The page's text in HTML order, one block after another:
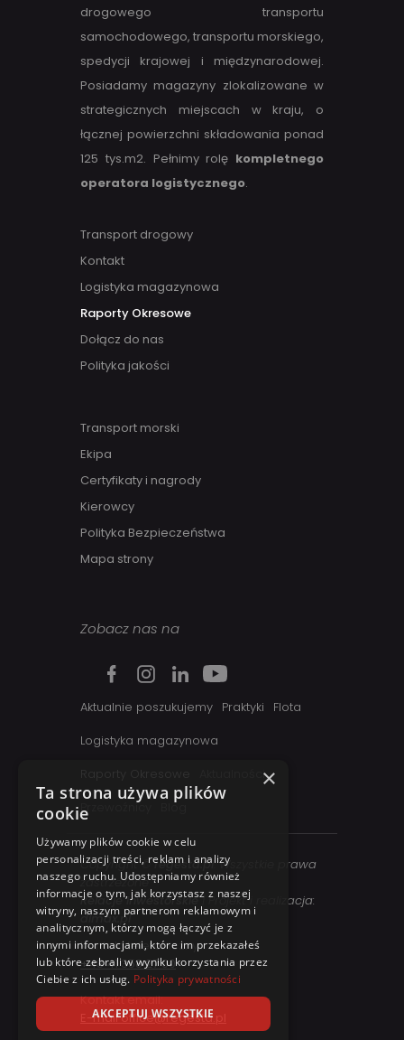
drogowego transportu
samochodowego, transportu morskiego,
spedycji krajowej i międzynarodowej.
Posiadamy magazyny zlokalizowane w
strategicznych miejscach w kraju, o
łącznej powierzchni składowania ponad
125 tys.m2. Pełnimy rolę kompletnego
operatora logistycznego.
Transport drogowy
Kontakt
Logistyka magazynowa
Raporty Okresowe
Dołącz do nas
Polityka jakości
Transport morski
Ekipa
Certyfikaty i nagrody
Kierowcy
Polityka Bezpieczeństwa
Mapa strony
Zobacz nas na
Aktualnie poszukujemy Praktyki
Flota
Logistyka magazynowa
Aktualności
Przewoźnicy
Blog
Copyright ©regesta.pl. Wszystkie prawa
zastrzezone
Relacje inwestorskie| Projekt i realizacja:
dimax.pl
Kontakt telefoniczny:
+48 41 358 27 00
Kontakt email:
E-mail office@regesta.pl
×
Ta strona używa plików
cookie
Używamy plików cookie w celu
personalizacji treści, reklam i analizy
naszego ruchu. Udostępniamy również
informacje o tym, jak korzystasz z naszej
witryny, naszym partnerom reklamowym i
analitycznym, którzy mogą łączyć je z
innymi informacjami, które im przekazałeś
lub które zebrali w wyniku korzystania przez
Ciebie z ich usług. Polityka prywatności
AKCEPTUJ WSZYSTKIE